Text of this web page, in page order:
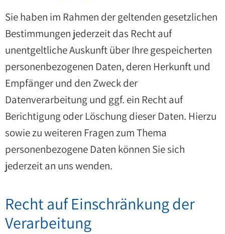
Sie haben im Rahmen der geltenden gesetzlichen
Bestimmungen jederzeit das Recht auf
unentgeltliche Auskunft über Ihre gespeicherten
personenbezogenen Daten, deren Herkunft und
Empfänger und den Zweck der
Datenverarbeitung und ggf. ein Recht auf
Berichtigung oder Löschung dieser Daten. Hierzu
sowie zu weiteren Fragen zum Thema
personenbezogene Daten können Sie sich
jederzeit an uns wenden.
Recht auf Einschränkung der
Verarbeitung